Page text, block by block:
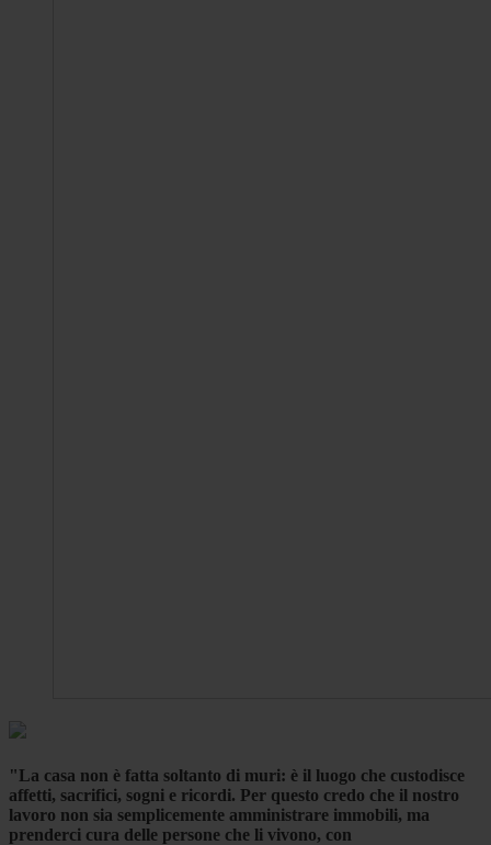
"La casa non è fatta soltanto di muri: è il luogo che custodisce
affetti, sacrifici, sogni e ricordi. Per questo credo che il nostro
lavoro non sia semplicemente amministrare immobili, ma
prenderci cura delle persone che li vivono, con